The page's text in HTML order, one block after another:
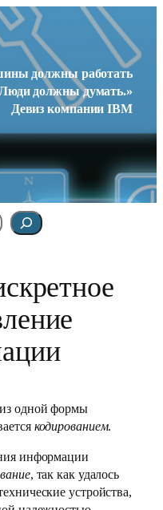
должны работать
должны думать.»
Девиз компании IBM
одной формы
кодированием.
информации
, так как удалось
устройства,